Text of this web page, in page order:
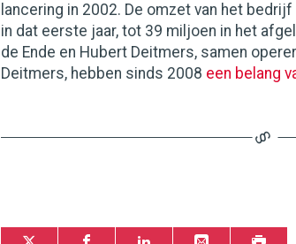
lancering in 2002. De omzet van het
in dat eerste jaar, tot 39 miljoen in het
de Ende en Hubert Deitmers, samen
Deitmers, hebben sinds 2008 een belang